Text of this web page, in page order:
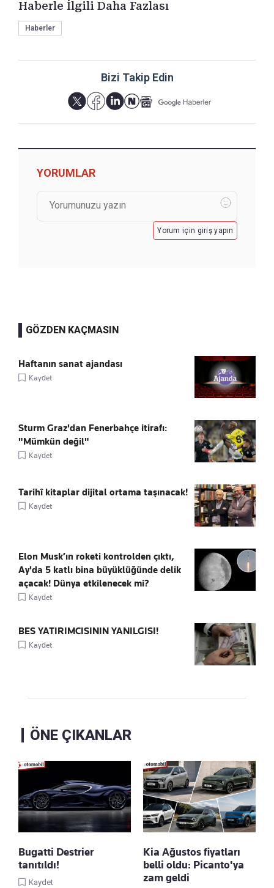
Haberle İlgili Daha Fazlası
Haberler
Bizi Takip Edin
YORUMLAR
Yorum için giriş yapın
GÖZDEN KAÇMASIN
Haftanın sanat ajandası
Kaydet
Sturm Graz'dan Fenerbahçe itirafı:
"Mümkün değil"
Kaydet
Tarihî kitaplar dijital ortama taşınacak!
Kaydet
Elon Musk’ın roketi kontrolden çıktı,
Ay'da 5 katlı bina büyüklüğünde delik
açacak! Dünya etkilenecek mi?
Kaydet
BES YATIRIMCISININ YANILGISI!
Kaydet
ÖNE ÇIKANLAR
Bugatti Destrier
tanıtıldı!
Kaydet
Kia Ağustos fiyatları
belli oldu: Picanto'ya
zam geldi